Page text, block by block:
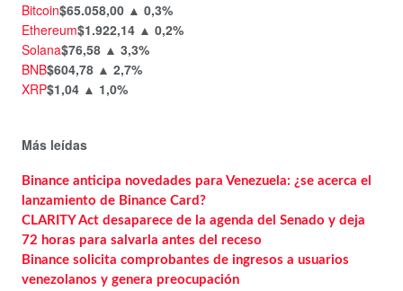
Bitcoin$65.058,00 ▲ 0,3%
Ethereum$1.922,14 ▲ 0,2%
Solana$76,58 ▲ 3,3%
BNB$604,78 ▲ 2,7%
XRP$1,04 ▲ 1,0%
Más leídas
Binance anticipa novedades para Venezuela: ¿se acerca el
lanzamiento de Binance Card?
CLARITY Act desaparece de la agenda del Senado y deja
72 horas para salvarla antes del receso
Binance solicita comprobantes de ingresos a usuarios
venezolanos y genera preocupación